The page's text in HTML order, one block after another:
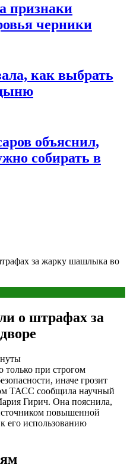
признаки
черники
как выбрать
объяснил,
собирать в
за жарку шашлыка во
о штрафах за
при строгом
иначе грозит
ТАСС сообщила научный
Гирич. Она пояснила,
повышенной
его использованию